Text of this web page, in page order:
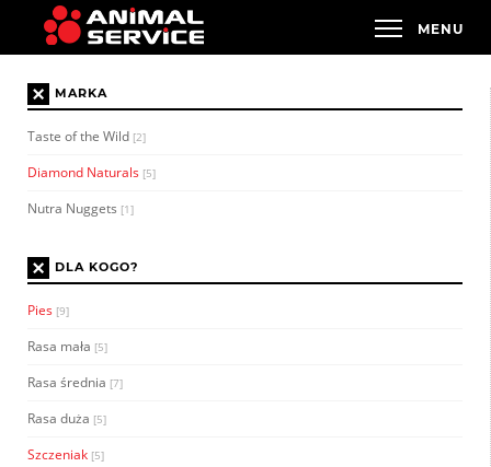
× MARKA
Taste of the Wild [2]
Diamond Naturals [5]
Nutra Nuggets [1]
× DLA KOGO?
Pies [9]
Rasa mała [5]
Rasa średnia [7]
Rasa duża [5]
Szczeniak [5]